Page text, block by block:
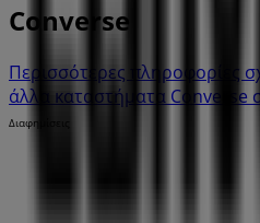
Converse
Περισσότερες πληροφορίες
άλλα καταστήματα Converse
Διαφημίσεις